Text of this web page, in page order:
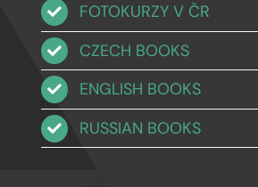
FOTOKURZY V ČR
CZECH BOOKS
ENGLISH BOOKS
RUSSIAN BOOKS